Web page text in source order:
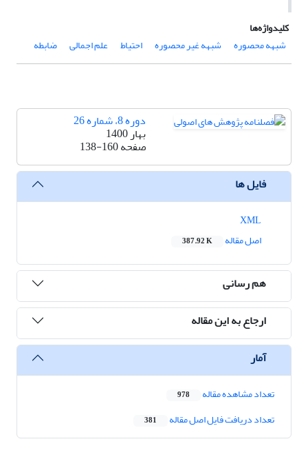
کلیدواژه‌ها
شبهه محصوره
شبهه غیر محصوره احتیاط علم اجمالی ضابطه
دوره 8، شماره 26
بهار 1400
صفحه138-160
فایل ها
اصل مقاله
387.92 K
هم رسانی
ارجاع به این مقاله
آمار
تعداد مشاهده مقاله 978
تعداد دریافت فایل اصل مقاله 381